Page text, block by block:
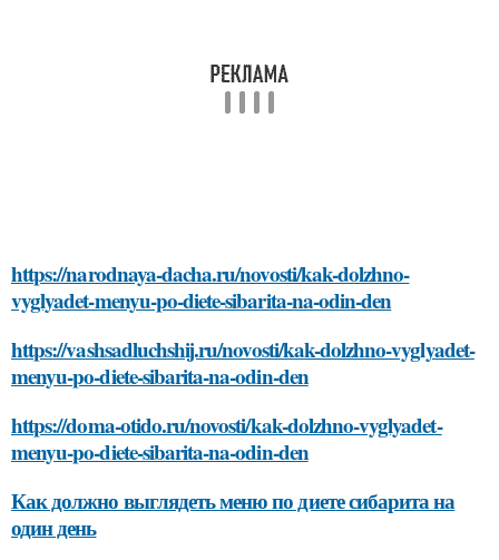
https://narodnaya-dacha.ru/novosti/kak-dolzhno-
vyglyadet-menyu-po-diete-sibarita-na-odin-den
https://vashsadluchshij.ru/novosti/kak-dolzhno-vyglyadet-
menyu-po-diete-sibarita-na-odin-den
https://doma-otido.ru/novosti/kak-dolzhno-vyglyadet-
menyu-po-diete-sibarita-na-odin-den
Как должно выглядеть меню по диете сибарита на
один день